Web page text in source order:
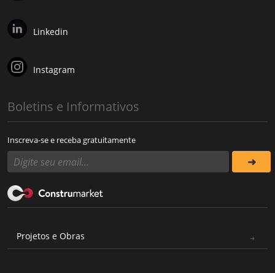
Linkedin
Instagram
Boletins e Informativos
Inscreva-se e receba gratuitamente
Projetos e Obras